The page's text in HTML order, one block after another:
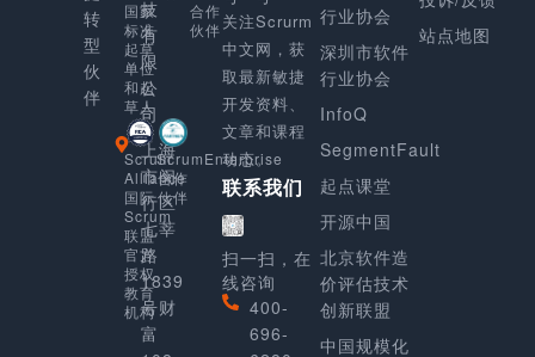
转
型
伙
伴
技
有
限
公
司
上海
市闵
行区
七莘
路
1839
号财
富
国家
标准
起草
单位
和起
草人
合作
伙伴
Scrum
Alliance
国际
Scrum
联盟
官方
授权
教育
机构
ScrumEnterprise
合作
伙伴
关注Scrurm
中文网，获
取最新敏捷
开发资料、
文章和课程
动态。
联系我们
扫一扫，在
线咨询
400-
696-
行业协会
深圳市软件
行业协会
InfoQ
SegmentFault
起点课堂
开源中国
北京软件造
价评估技术
创新联盟
中国规模化
站点地图